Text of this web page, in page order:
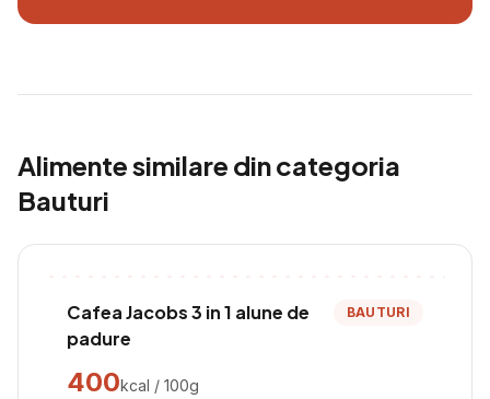
Alimente similare din categoria
Bauturi
Cafea Jacobs 3 in 1 alune de
padure
BAUTURI
400kcal / 100g